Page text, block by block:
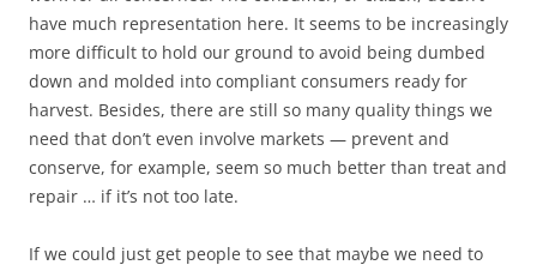
have much representation here. It seems to be increasingly
more difficult to hold our ground to avoid being dumbed
down and molded into compliant consumers ready for
harvest. Besides, there are still so many quality things we
need that don’t even involve markets — prevent and
conserve, for example, seem so much better than treat and
repair … if it’s not too late.
If we could just get people to see that maybe we need to